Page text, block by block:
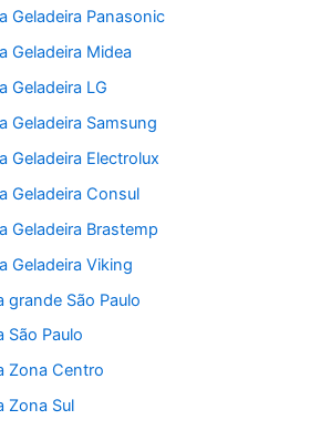
Geladeira Panasonic
Geladeira Midea
Geladeira LG
Geladeira Samsung
Geladeira Electrolux
Geladeira Consul
Geladeira Brastemp
Geladeira Viking
grande São Paulo
São Paulo
Zona Centro
Zona Sul